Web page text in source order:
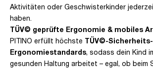
Aktivitäten oder Geschwisterkinder
haben.
TÜV© geprüfte Ergonomie & mobiles
PITINO erfüllt höchste TÜV©-
Ergonomiestandards, sodass dein Kind
gesunden Haltung arbeitet – egal, ob beim